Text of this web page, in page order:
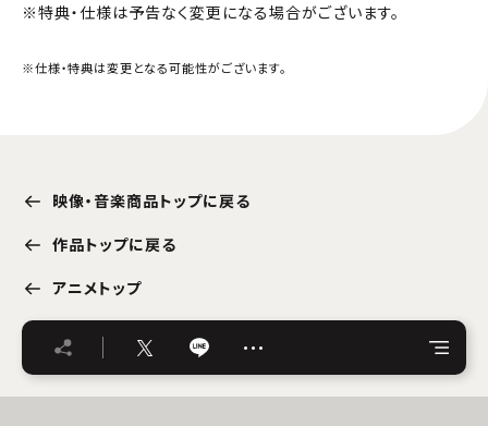
※特典・仕様は予告なく変更になる場合がございます。
※仕様・特典は変更となる可能性がございます。
映像・音楽商品トップに戻る
作品トップに戻る
アニメトップ
…